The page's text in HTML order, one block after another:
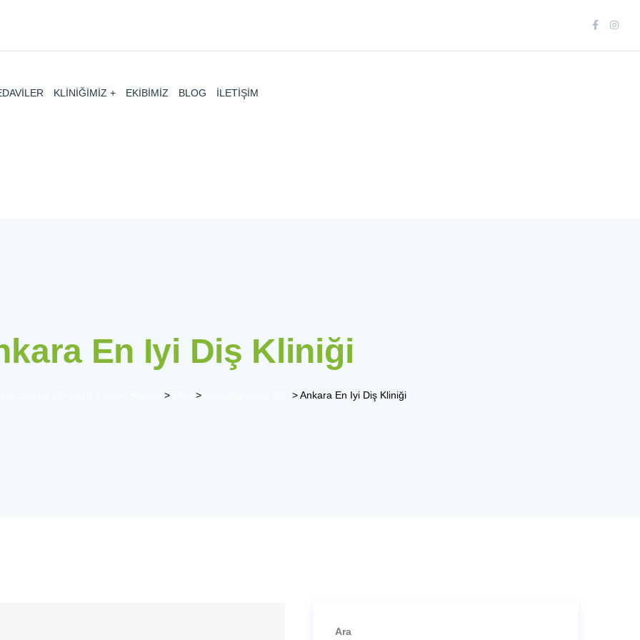
KLİNİĞİMİZ EKİBİMİZ BLOG İLETİŞİM
En Iyi Diş Kliniği
> > >Ankara En Iyi Diş Kliniği
Ara